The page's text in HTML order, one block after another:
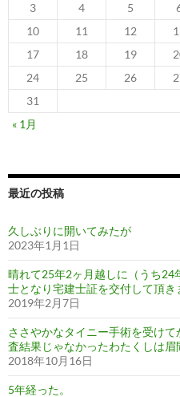
3
4 5
10
11 12
17
18 19
24
25 26
31
« 1月
最近の投稿
久しぶりに開いてみたが
2023年1月1日
晴れて25年2ヶ月越しに（うち24
士となり宅建士証を交付して頂き
2019年2月7日
ささやかなタイニー手術を受け
査結果じゃなかったわたくしは
2018年10月16日
5年経った。